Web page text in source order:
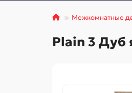
Межкомнатные
Plain 3